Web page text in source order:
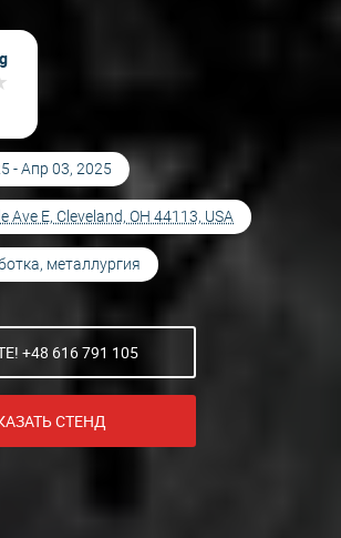
- Апр 03, 2025
Ave E, Cleveland, OH 44113, USA
металлургия
+48 616 791 105
СТЕНД